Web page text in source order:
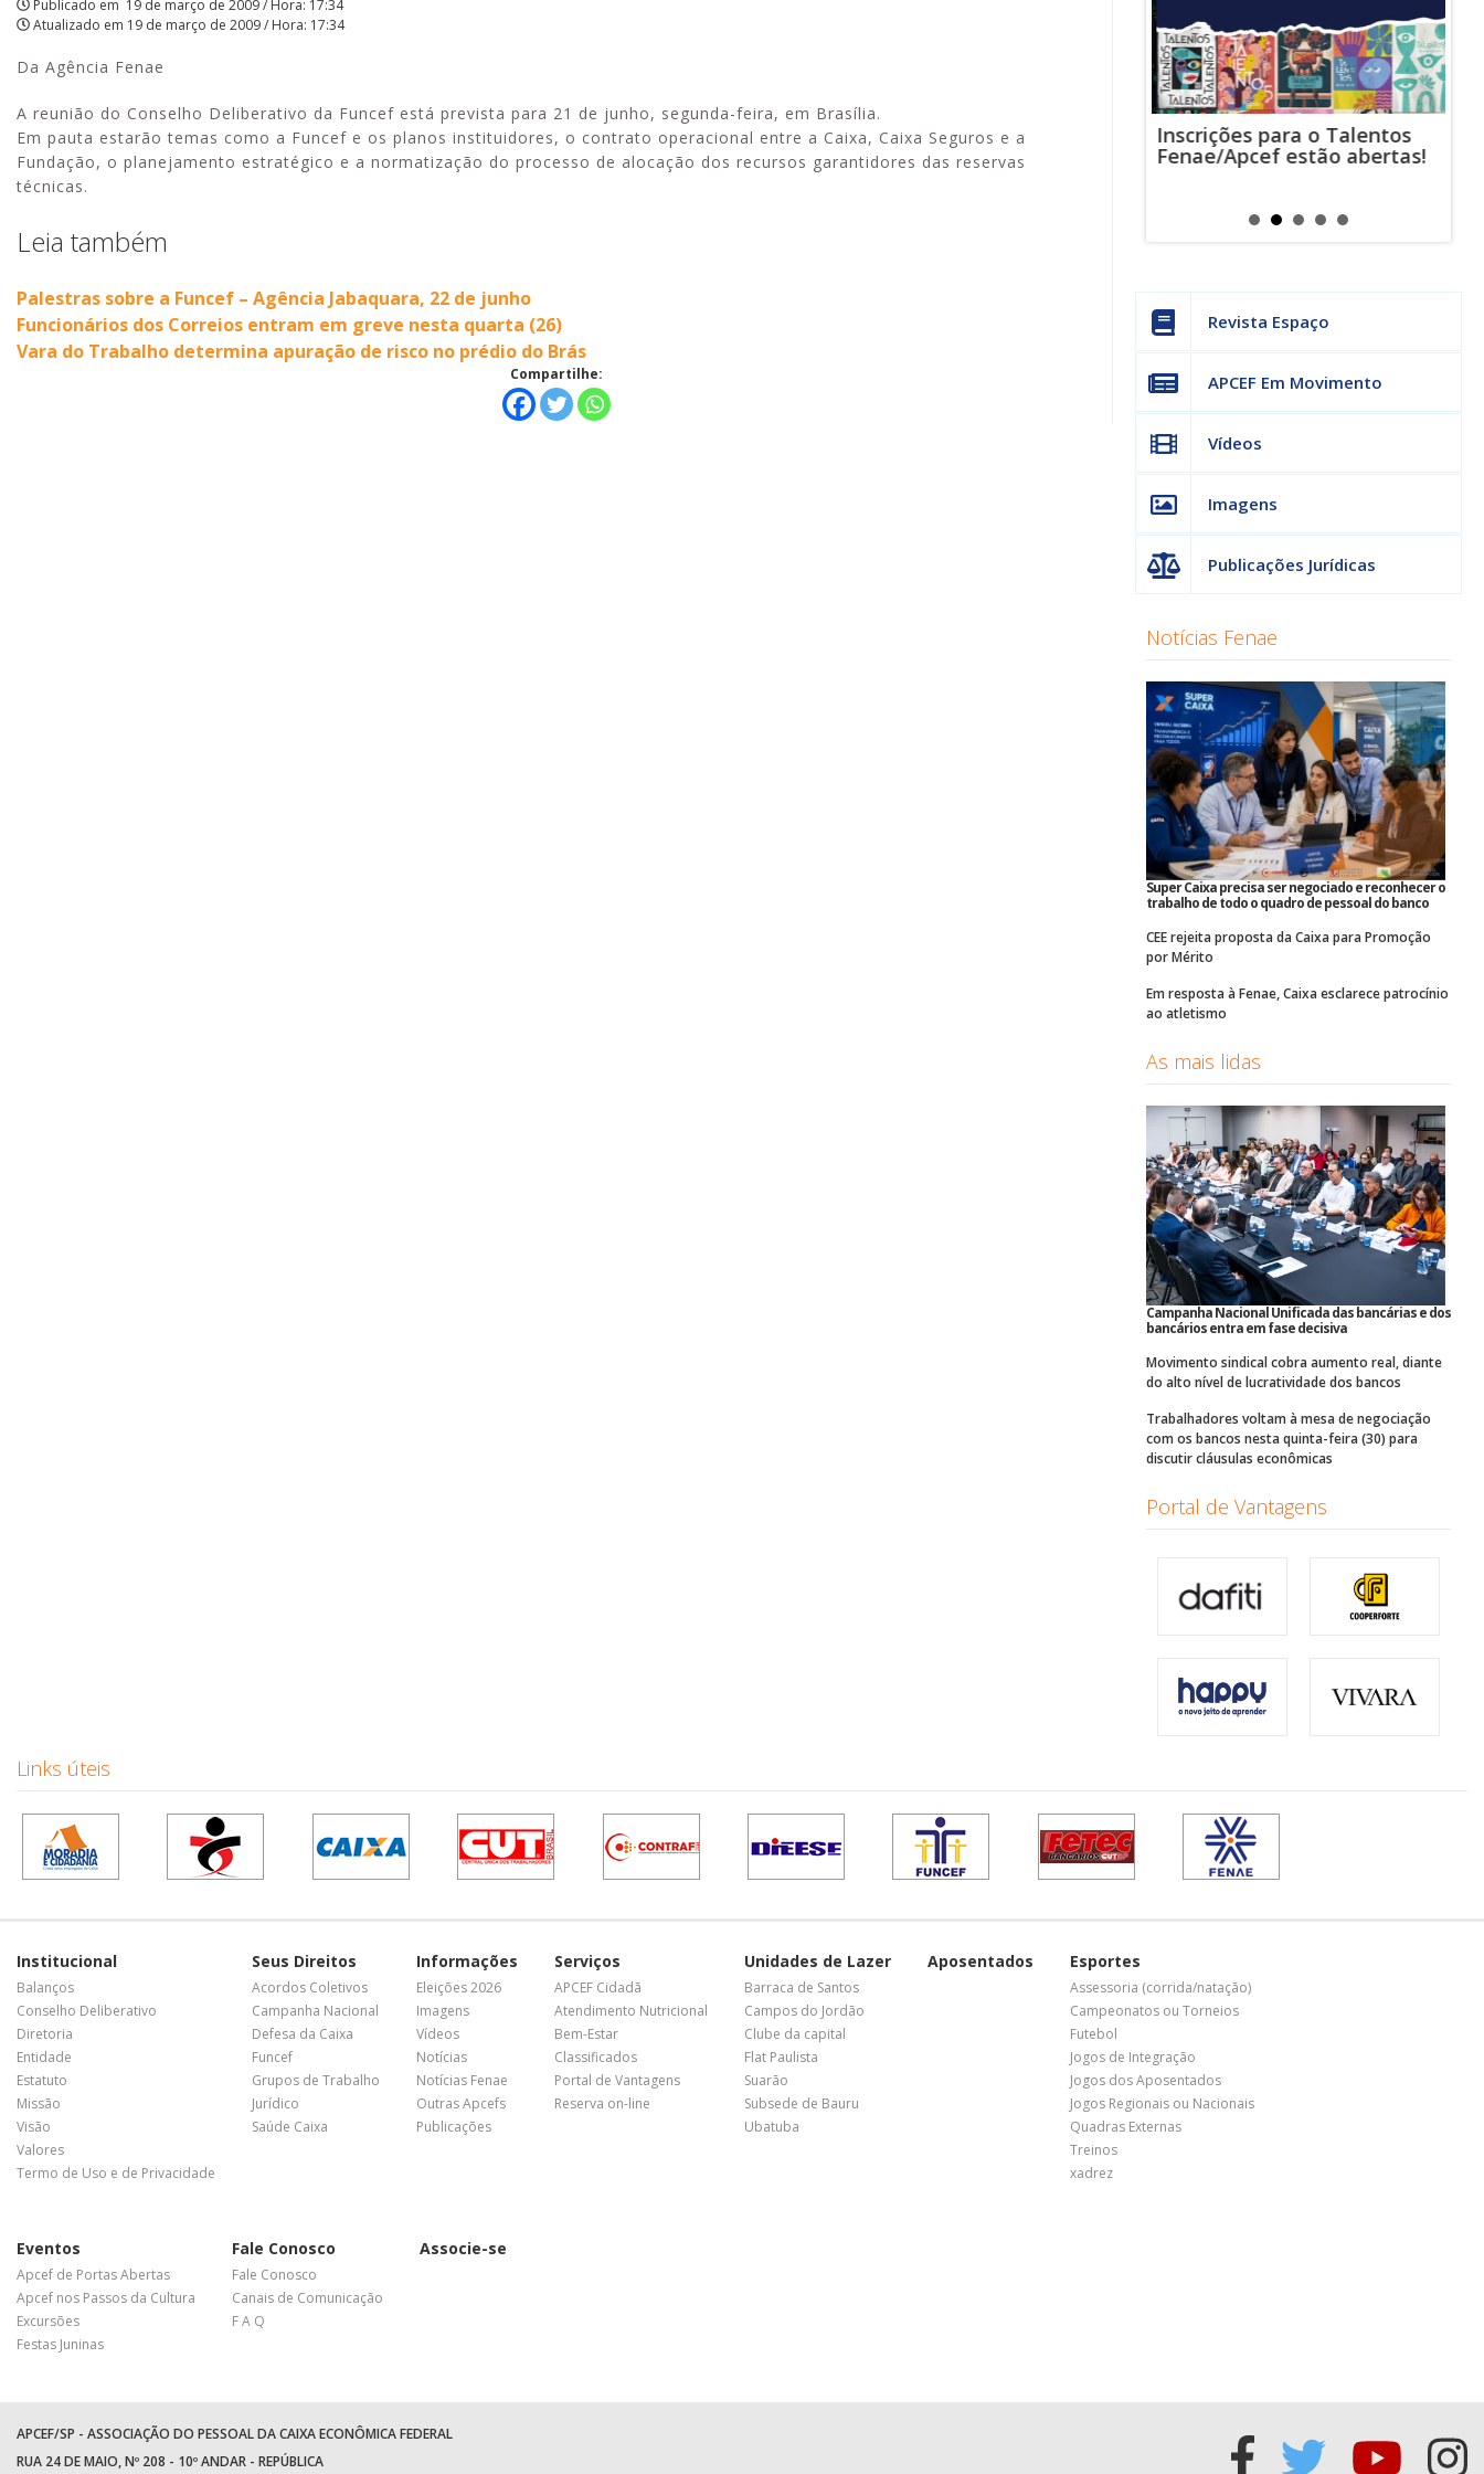
APCEF/SP
Publicado em 19 de março de 2009 / Hora: 17:34
Atualizado em 19 de março de 2009 / Hora: 17:34
Da Agência Fenae
A reunião do Conselho Deliberativo da Funcef está prevista para 21 de junho, segunda-feira, em Brasília.
Em pauta estarão temas como a Funcef e os planos instituidores, o contrato operacional entre a Caixa, Caixa Seguros e a
Fundação, o planejamento estratégico e a normatização do processo de alocação dos recursos garantidores das reservas
técnicas.
Leia também
Palestras sobre a Funcef – Agência Jabaquara, 22 de junho
Funcionários dos Correios entram em greve nesta quarta (26)
Vara do Trabalho determina apuração de risco no prédio do Brás
Compartilhe:
Aproveite a parceria da Apcef
com o Sesi e invista em saúde
e momentos de lazer!
Alerta: golpistas usam
WhatsApp e e-mail para
enviar falsas mensagens
Inscrições para o Talentos
Fenae/Apcef estão abertas!
Revista Espaço
APCEF Em Movimento
Vídeos
Imagens
Publicações Jurídicas
Notícias Fenae
Super Caixa precisa ser negociado e reconhecer o
trabalho de todo o quadro de pessoal do banco
CEE rejeita proposta da Caixa para Promoção
por Mérito
Em resposta à Fenae, Caixa esclarece patrocínio
ao atletismo
As mais lidas
Campanha Nacional Unificada das bancárias e dos
bancários entra em fase decisiva
Movimento sindical cobra aumento real, diante
do alto nível de lucratividade dos bancos
Trabalhadores voltam à mesa de negociação
com os bancos nesta quinta-feira (30) para
discutir cláusulas econômicas
Portal de Vantagens
Links úteis
Institucional
Balanços
Conselho Deliberativo
Diretoria
Entidade
Estatuto
Missão
Visão
Valores
Termo de Uso e de Privacidade
Seus Direitos
Acordos Coletivos
Campanha Nacional
Defesa da Caixa
Funcef
Grupos de Trabalho
Jurídico
Saúde Caixa
Informações
Eleições 2026
Imagens
Vídeos
Notícias
Notícias Fenae
Outras Apcefs
Publicações
Serviços
APCEF Cidadã
Atendimento Nutricional
Bem-Estar
Classificados
Portal de Vantagens
Reserva on-line
Unidades de Lazer
Barraca de Santos
Campos do Jordão
Clube da capital
Flat Paulista
Suarão
Subsede de Bauru
Ubatuba
Aposentados Esportes
Assessoria (corrida/natação)
Campeonatos ou Torneios
Futebol
Jogos de Integração
Jogos dos Aposentados
Jogos Regionais ou Nacionais
Quadras Externas
Treinos
xadrez
Eventos
Apcef de Portas Abertas
Apcef nos Passos da Cultura
Excursões
Festas Juninas
Fale Conosco
Fale Conosco
Canais de Comunicação
F A Q
Associe-se
APCEF/SP - ASSOCIAÇÃO DO PESSOAL DA CAIXA ECONÔMICA FEDERAL
RUA 24 DE MAIO, Nº 208 - 10º ANDAR - REPÚBLICA
Acessar
Acessar